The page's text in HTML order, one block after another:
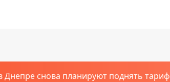
Днепре снова планируют поднять тариф